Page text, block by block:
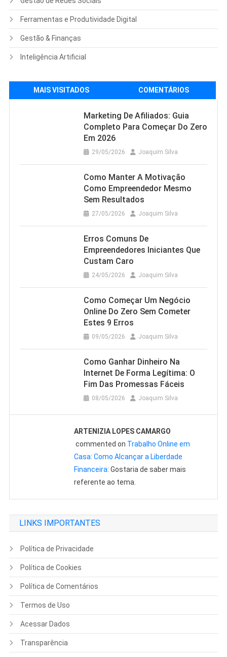
Ferramentas e Produtividade Digital
Gestão & Finanças
Inteligência Artificial
MAIS VISITADOS COMENTÁRIOS
Marketing De Afiliados: Guia
Completo Para Começar Do Zero
Em 2026
29/05/2026 Joaquim Silva
Como Manter A Motivação
Como Empreendedor Mesmo
Sem Resultados
27/05/2026 Joaquim Silva
Erros Comuns De
Empreendedores Iniciantes Que
Custam Caro
24/05/2026 Joaquim Silva
Como Começar Um Negócio
Online Do Zero Sem Cometer
Estes 9 Erros
09/05/2026 Joaquim Silva
Como Ganhar Dinheiro Na
Internet De Forma Legítima: O
Fim Das Promessas Fáceis
08/05/2026 Joaquim Silva
ARTENIZIA LOPES CAMARGO
commented on Trabalho Online em
Casa: Como Alcançar a Liberdade
Financeira: Gostaria de saber mais
referente ao tema.
LINKS IMPORTANTES
Política de Privacidade
Política de Cookies
Política de Comentários
Termos de Uso
Acessar Dados
Transparência